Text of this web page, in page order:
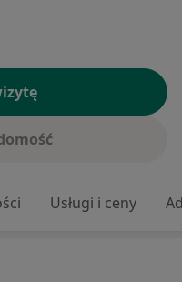
Usługi i ceny